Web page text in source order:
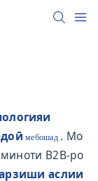
мебошад . Мо
B2B-ро
аслии